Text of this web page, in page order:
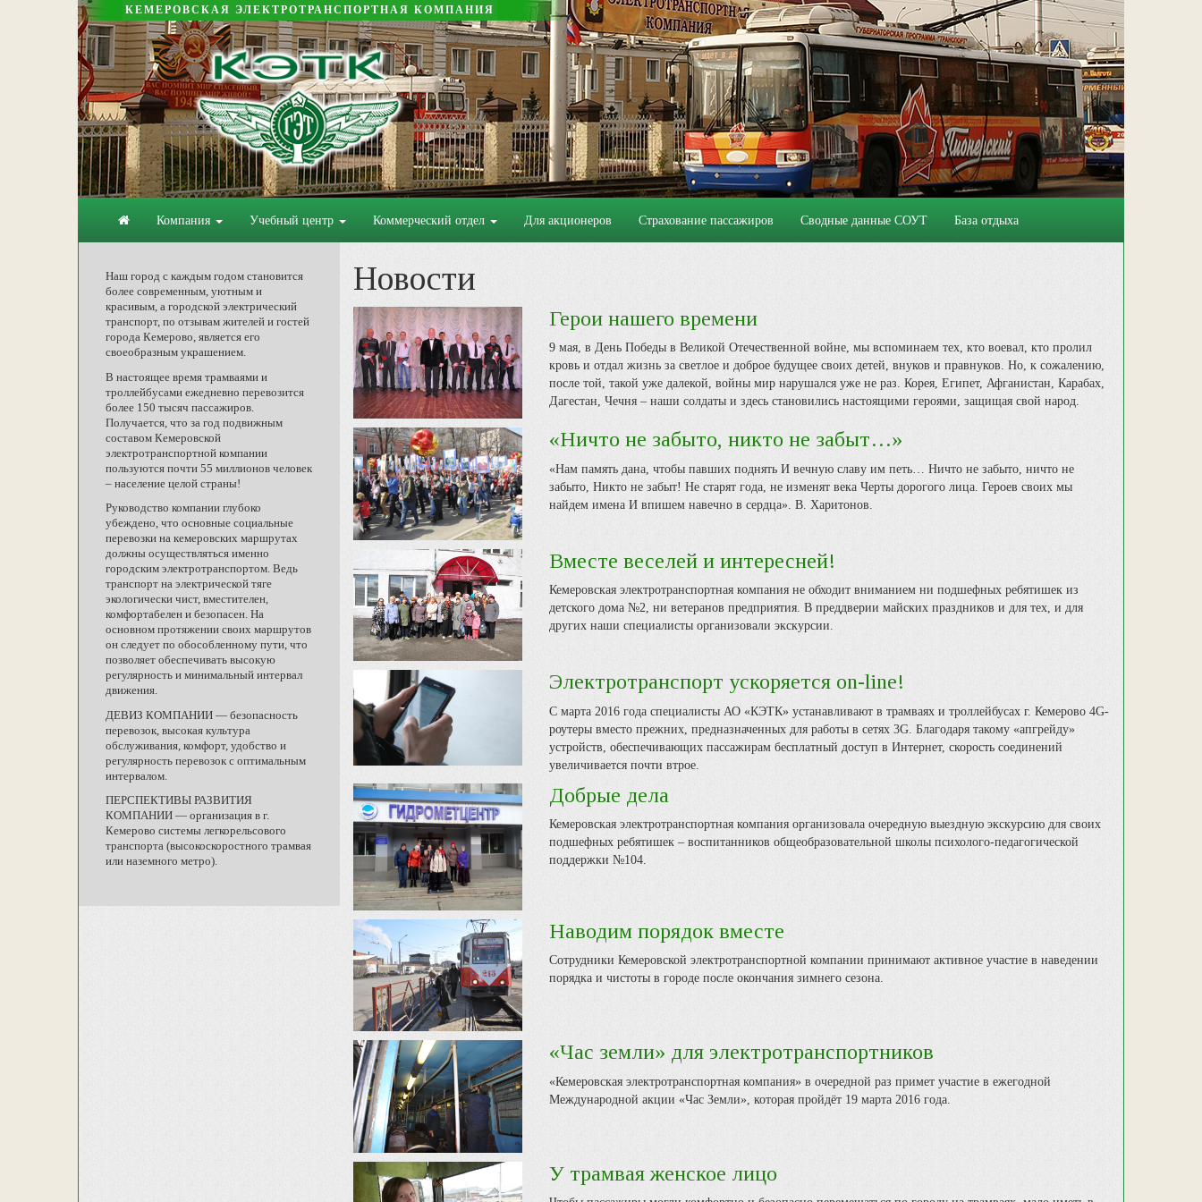
КЕМЕРОВСКАЯ ЭЛЕКТРОТРАНСПОРТНАЯ КОМПАНИЯ
Компания Учебный центр Коммерческий отдел Для акционеров Страхование пассажиров Сводные данные СОУТ База отдыха
Наш город с каждым годом становится
более современным, уютным и
красивым, а городской электрический
транспорт, по отзывам жителей и гостей
города Кемерово, является его
своеобразным украшением.
В настоящее время трамваями и
троллейбусами ежедневно перевозится
более 150 тысяч пассажиров.
Получается, что за год подвижным
составом Кемеровской
электротранспортной компании
пользуются почти 55 миллионов человек
– население целой страны!
Руководство компании глубоко
убеждено, что основные социальные
перевозки на кемеровских маршрутах
должны осуществляться именно
городским электротранспортом. Ведь
транспорт на электрической тяге
экологически чист, вместителен,
комфортабелен и безопасен. На
основном протяжении своих маршрутов
он следует по обособленному пути, что
позволяет обеспечивать высокую
регулярность и минимальный интервал
движения.
ДЕВИЗ КОМПАНИИ — безопасность
перевозок, высокая культура
обслуживания, комфорт, удобство и
регулярность перевозок с оптимальным
интервалом.
ПЕРСПЕКТИВЫ РАЗВИТИЯ
КОМПАНИИ — организация в г.
Кемерово системы легкорельсового
транспорта (высокоскоростного трамвая
или наземного метро).
Новости
Герои нашего времени
9 мая, в День Победы в Великой Отечественной войне, мы вспоминаем тех, кто воевал, кто пролил
кровь и отдал жизнь за светлое и доброе будущее своих детей, внуков и правнуков. Но, к сожалению,
после той, такой уже далекой, войны мир нарушался уже не раз. Корея, Египет, Афганистан, Карабах,
Дагестан, Чечня – наши солдаты и здесь становились настоящими героями, защищая свой народ.
«Ничто не забыто, никто не забыт…»
«Нам память дана, чтобы павших поднять И вечную славу им петь… Ничто не забыто, ничто не
забыто, Никто не забыт! Не старят года, не изменят века Черты дорогого лица. Героев своих мы
найдем имена И впишем навечно в сердца». В. Харитонов.
Вместе веселей и интересней!
Кемеровская электротранспортная компания не обходит вниманием ни подшефных ребятишек из
детского дома №2, ни ветеранов предприятия. В преддверии майских праздников и для тех, и для
других наши специалисты организовали экскурсии.
Электротранспорт ускоряется on-line!
С марта 2016 года специалисты АО «КЭТК» устанавливают в трамваях и троллейбусах г. Кемерово 4G-
роутеры вместо прежних, предназначенных для работы в сетях 3G. Благодаря такому «апгрейду»
устройств, обеспечивающих пассажирам бесплатный доступ в Интернет, скорость соединений
увеличивается почти втрое.
Добрые дела
Кемеровская электротранспортная компания организовала очередную выездную экскурсию для своих
подшефных ребятишек – воспитанников общеобразовательной школы психолого-педагогической
поддержки №104.
Наводим порядок вместе
Сотрудники Кемеровской электротранспортной компании принимают активное участие в наведении
порядка и чистоты в городе после окончания зимнего сезона.
«Час земли» для электротранспортников
«Кемеровская электротранспортная компания» в очередной раз примет участие в ежегодной
Международной акции «Час Земли», которая пройдёт 19 марта 2016 года.
У трамвая женское лицо